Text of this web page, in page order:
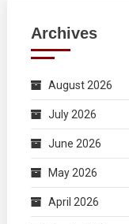
Archives
August 2026
July 2026
June 2026
May 2026
April 2026